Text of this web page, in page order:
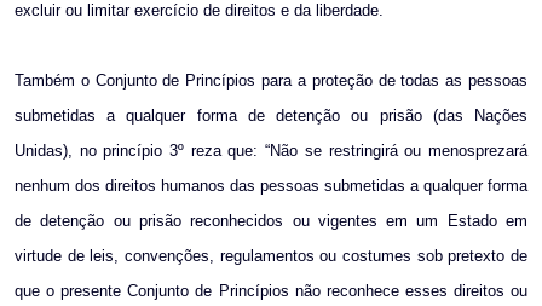
excluir ou limitar exercício de direitos e da liberdade.
Também o Conjunto de Princípios para a proteção de todas as pessoas
submetidas a qualquer forma de detenção ou prisão (das Nações
Unidas), no princípio 3º reza que: “Não se restringirá ou menosprezará
nenhum dos direitos humanos das pessoas submetidas a qualquer forma
de detenção ou prisão reconhecidos ou vigentes em um Estado em
virtude de leis, convenções, regulamentos ou costumes sob pretexto de
que o presente Conjunto de Princípios não reconhece esses direitos ou